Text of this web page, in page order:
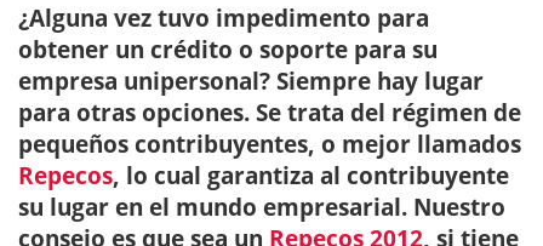
¿Alguna vez tuvo impedimento para
obtener un crédito o soporte para su
empresa unipersonal? Siempre hay lugar
para otras opciones. Se trata del régimen de
pequeños contribuyentes, o mejor llamados
Repecos, lo cual garantiza al contribuyente
su lugar en el mundo empresarial. Nuestro
consejo es que sea un Repecos 2012, si tiene